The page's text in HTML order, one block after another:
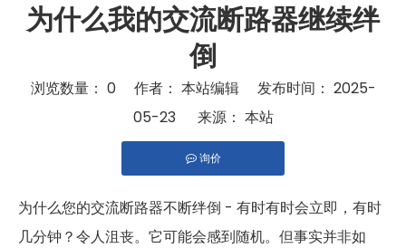
为什么我的交流断路器继续绊
倒
浏览数量： 0作者： 本站编辑 发布时间： 2025-
05-23 来源： 本站
询价
为什么您的交流断路器不断绊倒 - 有时有时会立即，有时
几分钟？令人沮丧。它可能会感到随机。但事实并非如